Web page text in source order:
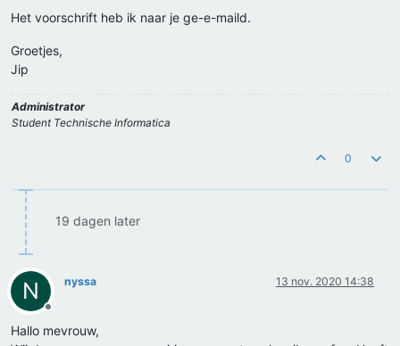
Het voorschrift heb ik naar je ge-e-maild.
Groetjes,
Jip
Administrator
Student Technische Informatica
0
19 dagen later
N
Offline
nyssa 13 nov. 2020 14:38
Hallo mevrouw,